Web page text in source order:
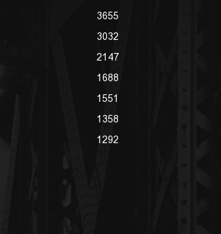
3655
3032
2147
1688
1551
1358
1292